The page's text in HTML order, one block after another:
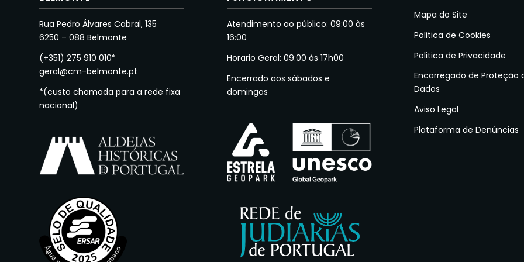
Rua Pedro Álvares Cabral, 135
6250 – 088 Belmonte
(+351) 275 910 010*
geral@cm-belmonte.pt
*(custo chamada para a rede fixa
nacional)
Atendimento ao público: 09:00 às
16:00
Horario Geral: 09:00 às 17h00
Encerrado aos sábados e
domingos
Mapa do Site
Politica de Cookies
Politica de Privacidade
Encarregado de Proteção
Dados
Aviso Legal
Plataforma de Denúncias